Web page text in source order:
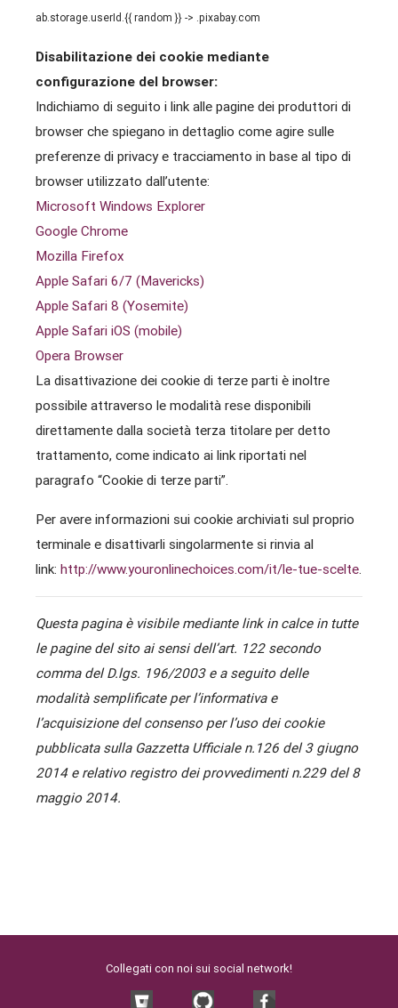
ab.storage.userId.{{ random }} -> .pixabay.com
Disabilitazione dei cookie mediante
configurazione del browser:
Indichiamo di seguito i link alle pagine dei produttori di
browser che spiegano in dettaglio come agire sulle
preferenze di privacy e tracciamento in base al tipo di
browser utilizzato dall’utente:
Microsoft Windows Explorer
Google Chrome
Mozilla Firefox
Apple Safari 6/7 (Mavericks)
Apple Safari 8 (Yosemite)
Apple Safari iOS (mobile)
Opera Browser
La disattivazione dei cookie di terze parti è inoltre
possibile attraverso le modalità rese disponibili
direttamente dalla società terza titolare per detto
trattamento, come indicato ai link riportati nel
paragrafo “Cookie di terze parti”.
Per avere informazioni sui cookie archiviati sul proprio
terminale e disattivarli singolarmente si rinvia al
link: http://www.youronlinechoices.com/it/le-tue-scelte.
Questa pagina è visibile mediante link in calce in tutte
le pagine del sito ai sensi dell’art. 122 secondo
comma del D.lgs. 196/2003 e a seguito delle
modalità semplificate per l’informativa e
l’acquisizione del consenso per l’uso dei cookie
pubblicata sulla Gazzetta Ufficiale n.126 del 3 giugno
2014 e relativo registro dei provvedimenti n.229 del 8
maggio 2014.
Collegati con noi sui social network!